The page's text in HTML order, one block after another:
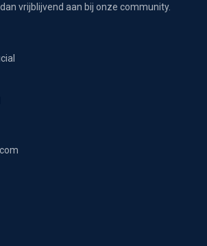
vrijblijvend aan bij onze community.